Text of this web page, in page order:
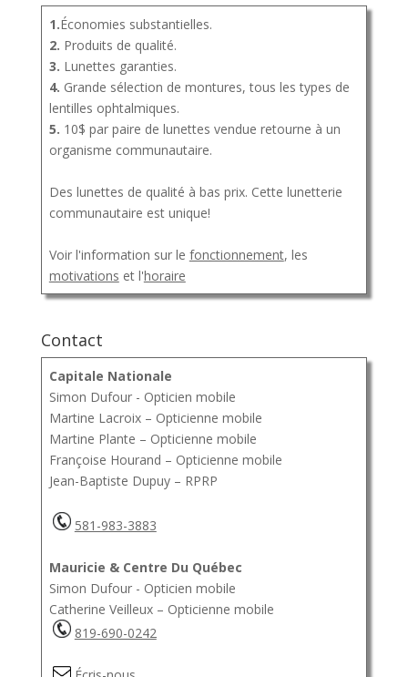
1.Économies substantielles.
2. Produits de qualité.
3. Lunettes garanties.
4. Grande sélection de montures, tous les types de
lentilles ophtalmiques.
5. 10$ par paire de lunettes vendue retourne à un
organisme communautaire.
Des lunettes de qualité à bas prix. Cette lunetterie
communautaire est unique!
Voir l'information sur le fonctionnement, les
motivations et l'horaire
Contact
Capitale Nationale
Simon Dufour - Opticien mobile
Martine Lacroix – Opticienne mobile
Martine Plante – Opticienne mobile
Françoise Hourand – Opticienne mobile
Jean-Baptiste Dupuy – RPRP
581-983-3883
Mauricie & Centre Du Québec
Simon Dufour - Opticien mobile
Catherine Veilleux – Opticienne mobile
819-690-0242